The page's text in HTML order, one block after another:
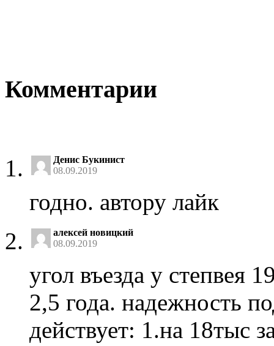
Комментарии
Денис Букинист
08.09.2019
годно. автору лайк
алексей новицкий
08.09.2019
угол въезда у степвея
2,5 года. надежность
действует: 1.на 18тыс